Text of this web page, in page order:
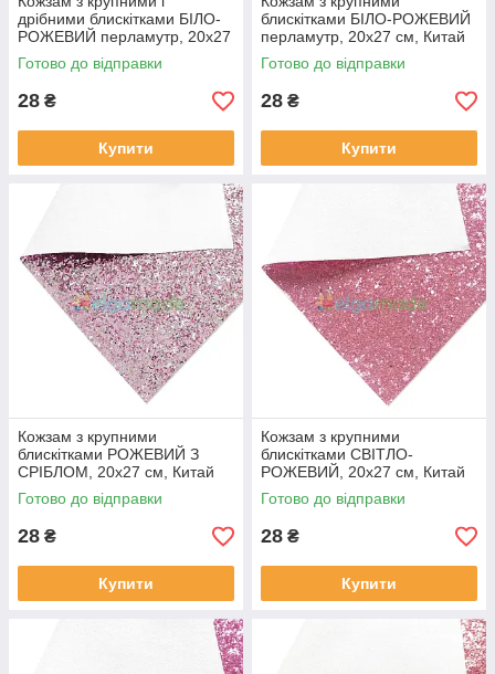
дрібними блискітками БІЛО-
РОЖЕВИЙ перламутр, 20х27
см, Китай
Готово до відправки
28 ₴
Купити
блискітками БІЛО-РОЖЕВИЙ
перламутр, 20х27 см, Китай
Готово до відправки
28 ₴
Купити
Кожзам з крупними
блискітками РОЖЕВИЙ З
СРІБЛОМ, 20х27 см, Китай
Готово до відправки
28 ₴
Купити
Кожзам з крупними
блискітками СВІТЛО-
РОЖЕВИЙ, 20х27 см, Китай
Готово до відправки
28 ₴
Купити